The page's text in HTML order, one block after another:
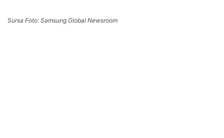
Sursa Foto: Samsung Global Newsroom